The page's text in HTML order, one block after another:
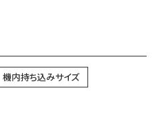
機内持ち込みサイズ